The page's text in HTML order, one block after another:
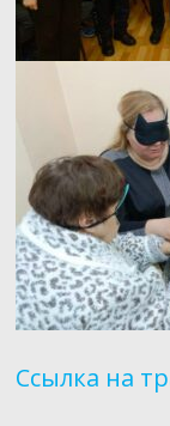
Ссылка на